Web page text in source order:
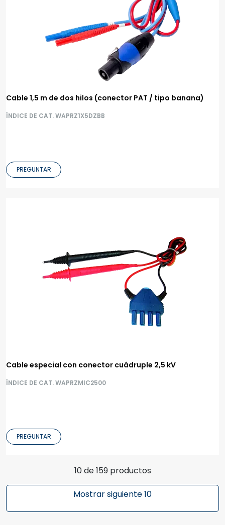
Cable 1,5 m de dos hilos (conector PAT / tipo banana)
ÍNDICE DE CAT. WAPRZ1X5DZBB
PREGUNTAR
Cable especial con conector cuádruple 2,5 kV
ÍNDICE DE CAT. WAPRZMIC2500
PREGUNTAR
10 de 159 productos
Mostrar siguiente 10